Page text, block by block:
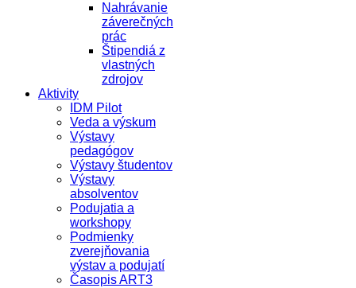
Nahrávanie
záverečných
prác
Štipendiá z
vlastných
zdrojov
Aktivity
IDM Pilot
Veda a výskum
Výstavy
pedagógov
Výstavy študentov
Výstavy
absolventov
Podujatia a
workshopy
Podmienky
zverejňovania
výstav a podujatí
Časopis ART3